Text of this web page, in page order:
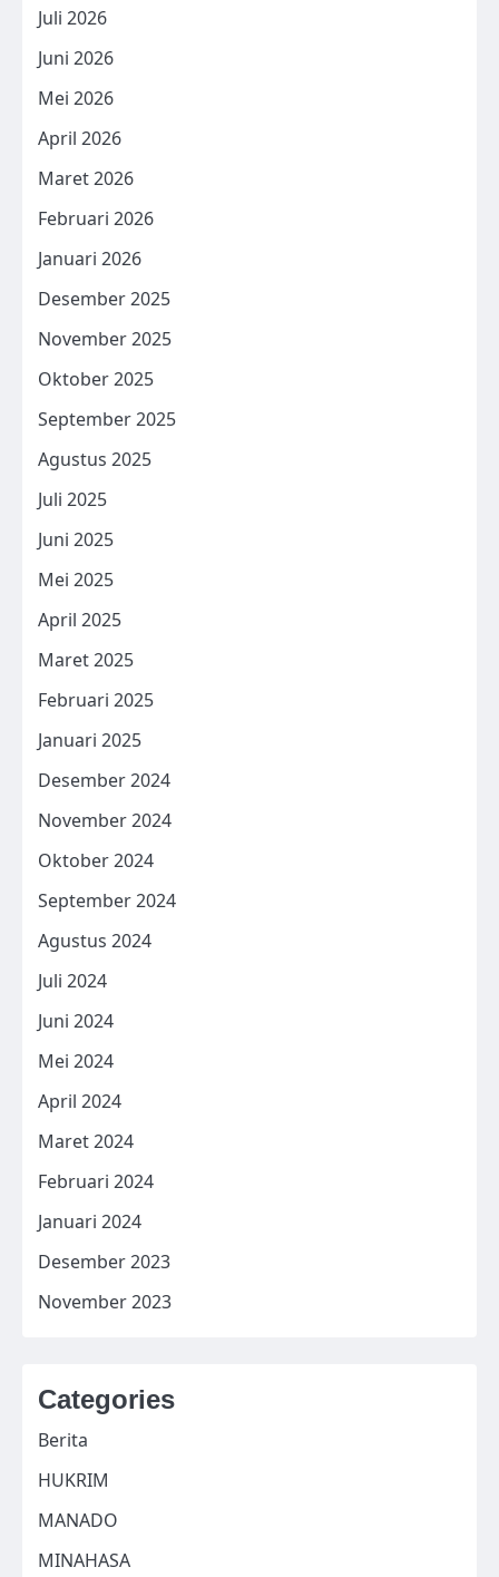
Juli 2026
Juni 2026
Mei 2026
April 2026
Maret 2026
Februari 2026
Januari 2026
Desember 2025
November 2025
Oktober 2025
September 2025
Agustus 2025
Juli 2025
Juni 2025
Mei 2025
April 2025
Maret 2025
Februari 2025
Januari 2025
Desember 2024
November 2024
Oktober 2024
September 2024
Agustus 2024
Juli 2024
Juni 2024
Mei 2024
April 2024
Maret 2024
Februari 2024
Januari 2024
Desember 2023
November 2023
Categories
Berita
HUKRIM
MANADO
MINAHASA